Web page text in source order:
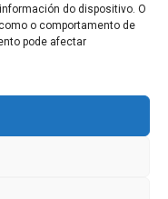
do dispositivo. O
o comportamento de
pode afectar